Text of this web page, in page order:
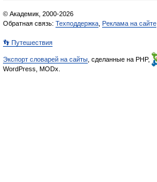
© Академик, 2000-2026
Обратная связь: Техподдержка Реклама на сайте
👣 Путешествия
Экспорт словарей на сайты , сделанные на PHP,
WordPress, MODx.